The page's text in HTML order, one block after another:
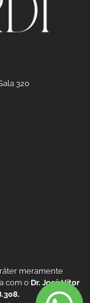
320
meramente
com o Dr. José Vitor